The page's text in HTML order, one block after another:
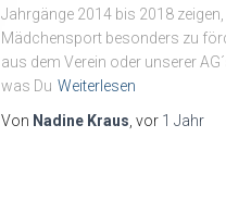
Jahrgänge 2014 bis 2018
Mädchensport besonders zu
aus dem Verein oder unserer
was Du Weiterlesen
Von Nadine Kraus , vor 1 Jahr